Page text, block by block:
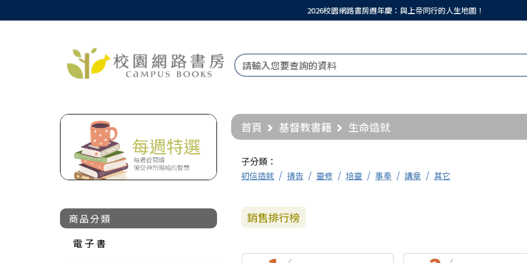
2026校園網路書房週年慶：與上帝同行的人生地圖！
商品分類
電 子 書
首頁 基督教書籍 生命造就
子分類：
初信造就 禱告 靈修 培靈 事奉 講章 其它
銷售排行榜